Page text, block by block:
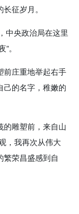
征岁月。
央政治局在这里
。
庄重地举起右手
己的名字，稚嫩的
雕塑前，来自山
，我再次从伟大
繁荣昌盛感到自